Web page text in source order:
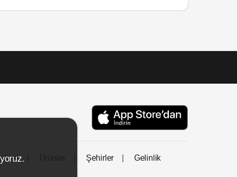
Şehirler Gelinlik